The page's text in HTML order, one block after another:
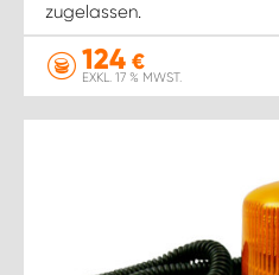
zugelassen.
124 €
EXKL. 17 % MWST.